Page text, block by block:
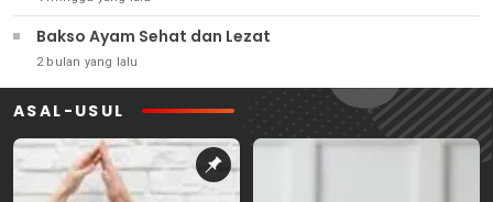
Bakso Ayam Sehat dan Lezat
2 bulan yang lalu
ASAL-USUL